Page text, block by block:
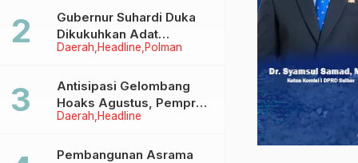
Menggapai Cita-Cita
Daerah Headline Polman
Gubernur Suhardi Duka
Dikukuhkan Adat
Balanipa, Raih Gelar Sulo
Daerah Headline
Antisipasi Gelombang
Hoaks Agustus, Pemprov
Sulbar Ajak Warga Jaga
Pembangunan Asrama